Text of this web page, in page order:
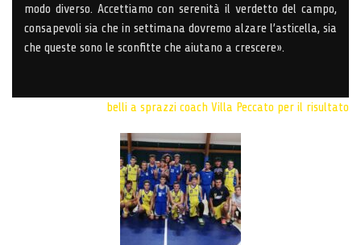
modo diverso. Accettiamo con serenità il verdetto del campo,
consapevoli sia che in settimana dovremo alzare l’asticella, sia
che queste sono le sconfitte che aiutano a crescere».
belli a sprazzi coach Villa Peccato per il risultato